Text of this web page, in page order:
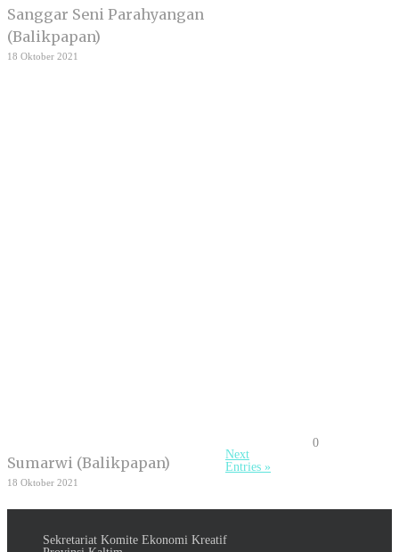
Sanggar Seni Parahyangan
(Balikpapan)
18 Oktober 2021
Sumarwi (Balikpapan)
18 Oktober 2021
0
Next
Entries »
Sekretariat Komite Ekonomi Kreatif